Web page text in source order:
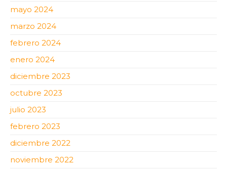
mayo 2024
marzo 2024
febrero 2024
enero 2024
diciembre 2023
octubre 2023
julio 2023
febrero 2023
diciembre 2022
noviembre 2022